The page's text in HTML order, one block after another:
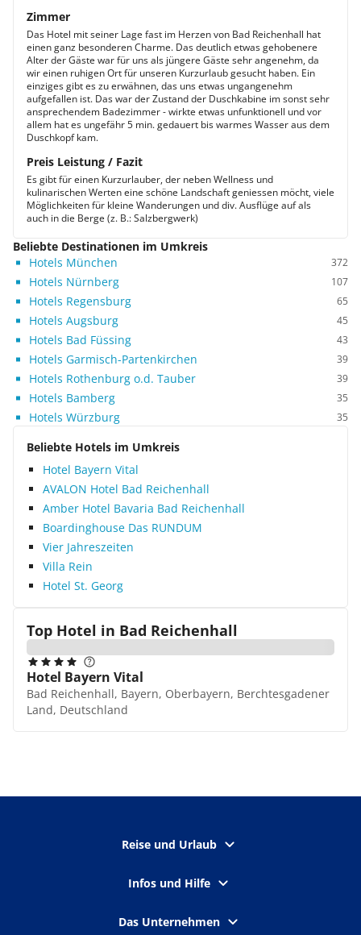
Zimmer
Das Hotel mit seiner Lage fast im Herzen von Bad Reichenhall hat
einen ganz besonderen Charme. Das deutlich etwas gehobenere
Alter der Gäste war für uns als jüngere Gäste sehr angenehm, da
wir einen ruhigen Ort für unseren Kurzurlaub gesucht haben. Ein
einziges gibt es zu erwähnen, das uns etwas ungangenehm
aufgefallen ist. Das war der Zustand der Duschkabine im sonst sehr
ansprechendem Badezimmer - wirkte etwas unfunktionell und vor
allem hat es ungefähr 5 min. gedauert bis warmes Wasser aus dem
Duschkopf kam.
Preis Leistung / Fazit
Es gibt für einen Kurzurlauber, der neben Wellness und
kulinarischen Werten eine schöne Landschaft geniessen möcht, viele
Möglichkeiten für kleine Wanderungen und div. Ausflüge auf als
auch in die Berge (z. B.: Salzbergwerk)
Beliebte Destinationen im Umkreis
Hotels München
372
Hotels Nürnberg 107
Hotels Regensburg 65
Hotels Augsburg 45
Hotels Bad Füssing 43
Hotels Garmisch-Partenkirchen 39
Hotels Rothenburg o.d. Tauber 39
Hotels Bamberg 35
Hotels Würzburg 35
Beliebte Hotels im Umkreis
Hotel Bayern Vital
AVALON Hotel Bad Reichenhall
Amber Hotel Bavaria Bad Reichenhall
Boardinghouse Das RUNDUM
Vier Jahreszeiten
Villa Rein
Hotel St. Georg
Top Hotel in Bad Reichenhall
Hotel Bayern Vital
Bad Reichenhall, Bayern, Oberbayern, Berchtesgadener
Land, Deutschland
Reise und Urlaub
Infos und Hilfe
Das Unternehmen